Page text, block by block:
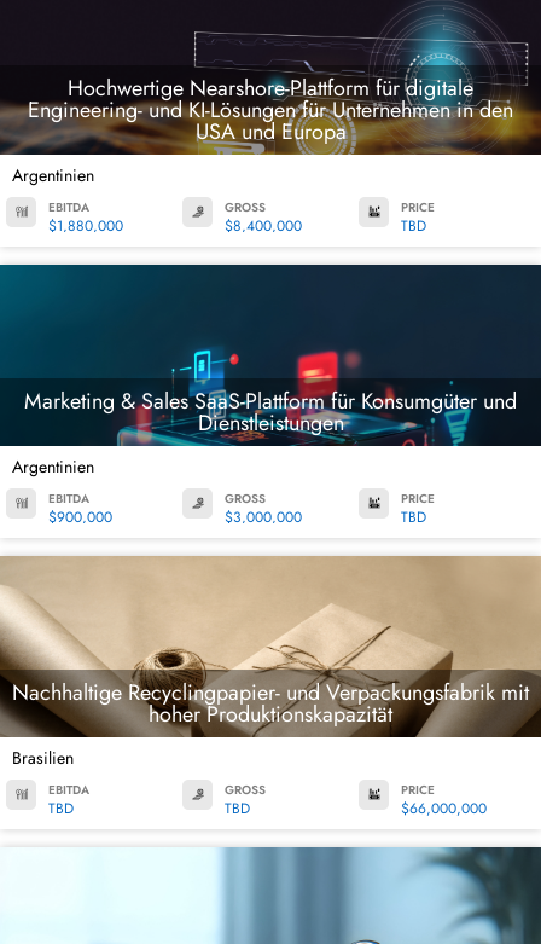
Hochwertige Nearshore-Plattform für digitale
Engineering- und KI-Lösungen für Unternehmen in den
USA und Europa
Argentinien
EBITDA
$1,880,000
GROSS
$8,400,000
PRICE
TBD
Marketing & Sales SaaS-Plattform für Konsumgüter und
Dienstleistungen
Argentinien
EBITDA
$900,000
GROSS
$3,000,000
PRICE
TBD
Nachhaltige Recyclingpapier- und Verpackungsfabrik mit
hoher Produktionskapazität
Brasilien
EBITDA
TBD
GROSS
TBD
PRICE
$66,000,000